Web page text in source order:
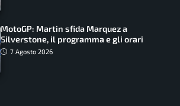
MotoGP: Martin sfida Marquez a
Silverstone, il programma e gli orari
7 Agosto 2026